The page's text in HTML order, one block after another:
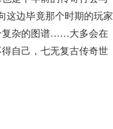
这边毕竟那个时期的玩家
复杂的图谱……大多会在
自己，七无复古传奇世